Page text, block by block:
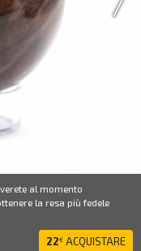
al momento
la resa più fedele
22€ ACQUISTARE